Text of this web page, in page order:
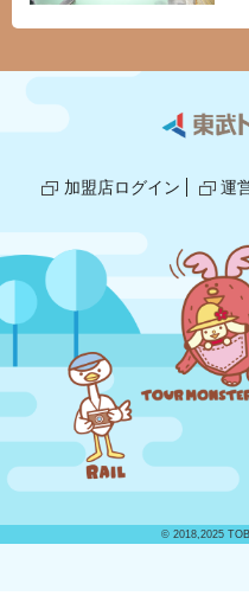
加盟店ログイン 運
© 2018,2025